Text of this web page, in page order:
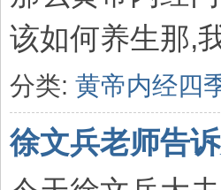
该如何养生那,
分类: 黄帝内经四
徐文兵老师告